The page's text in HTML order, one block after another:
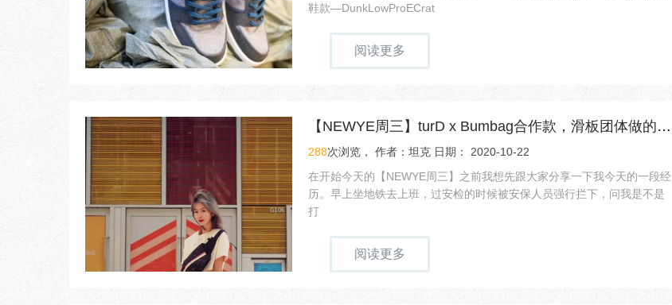
鞋款—DunkLowProECrat
阅读更多
【NEWYE周三】turD x Bumbag合作款，滑板团体做的滑板包！
288次浏览， 作者：坦克 日期： 2020-10-22
在开始今天的【NEWYE周三】之前我想先跟大家分享一下我今天的一段经
历。早上坐地铁去上班，过安检的时候被安保人员强行拦下，问我是不是
打
阅读更多